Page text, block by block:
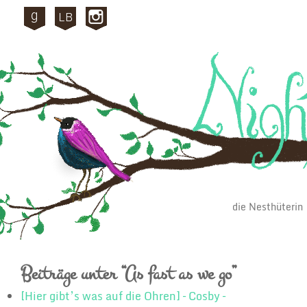
die Nesthüterin
Beiträge unter “As fast as we go”
[Hier gibt’s was auf die Ohren] – Cosby –